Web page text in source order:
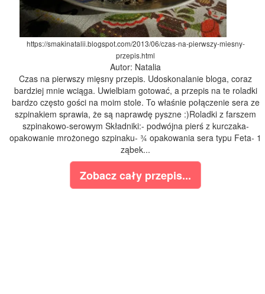
https://smakinatalii.blogspot.com/2013/06/czas-na-pierwszy-miesny-
przepis.html
Autor: Natalia
Czas na pierwszy mięsny przepis. Udoskonalanie bloga, coraz
bardziej mnie wciąga. Uwielbiam gotować, a przepis na te roladki
bardzo często gości na moim stole. To właśnie połączenie sera ze
szpinakiem sprawia, że są naprawdę pyszne :)Roladki z farszem
szpinakowo-serowym Składniki:- podwójna pierś z kurczaka-
opakowanie mrożonego szpinaku- ¾ opakowania sera typu Feta- 1
ząbek...
Zobacz cały przepis...